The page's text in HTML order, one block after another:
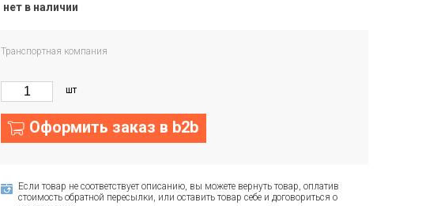
нет в наличии
Транспортная компания
шт
Оформить заказ в b2b
Если товар не соответствует описанию, вы можете вернуть товар, оплатив
стоимость обратной пересылки, или оставить товар себе и договориться о